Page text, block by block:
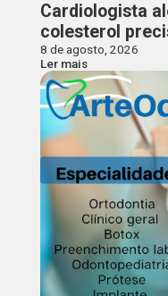
Cardiologista
colesterol
8 de agosto, 2026
Ler mais